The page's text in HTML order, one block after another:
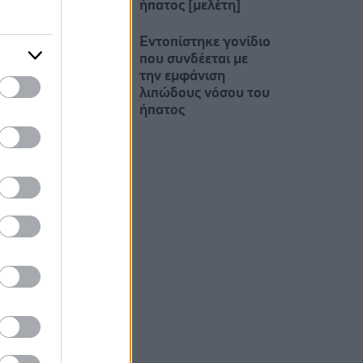
ήπατος [μελέτη]
Εντοπίστηκε γονίδιο
που συνδέεται με
την εμφάνιση
λιπώδους νόσου του
ήπατος